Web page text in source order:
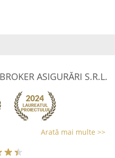
ASIGURĂRI S.R.L.
Arată mai multe >>